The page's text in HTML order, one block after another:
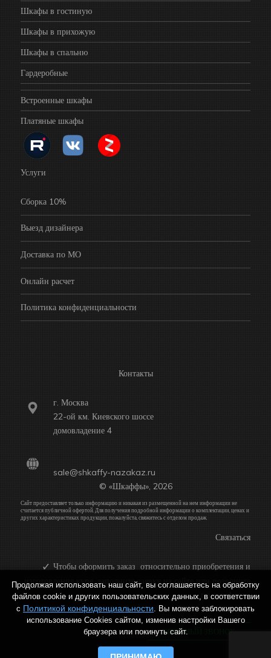
Шкафы в гостиную
Шкафы в прихожую
Шкафы в спальню
Гардеробные
Встроенные шкафы
Платяные шкафы
Услуги
Сборка 10%
Выезд дизайнера
Доставка по МО
Онлайн расчет
Политика конфиденциальности
Продолжая использовать наш сайт, вы соглашаетесь на обработку
файлов cookie и других пользовательских данных, в соответствии
с Политикой конфиденциальности. Вы можете заблокировать
использование Cookies сайтом, изменив настройки Вашего
браузера или покинуть сайт.
Контакты
г. Москва
22-ой км. Киевского шоссе
домовладение 4
sale@shkaffy-nazakaz.ru
© «Шкаффы», 2026
Сайт предоставляет только информацию и никакая из размещенной на нем информации не
считается публичной офертой. Для получения подробной информации о комплектации, ценах и
других характеристиках продукции, пожалуйста, свяжитесь с отделом продаж.
Связаться
Чтобы оформить заказ относительно приобретения и
изготовления купе, заполните заявку на сайте или позвоните
по телефону:
ОБРАТНЫЙ ЗВОНОК